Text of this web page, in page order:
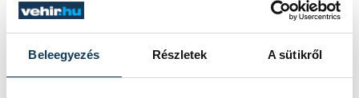
Beleegyezés Részletek A sütikről
Krisztián címzetes tűzoltó
főtörzsőrmesterek a Veszprémi Hivatásos
Tűzoltó-parancsnokság beosztott tűzoltói